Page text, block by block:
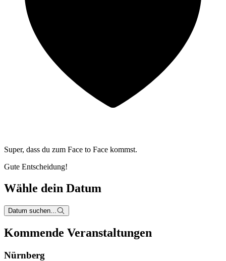
Super, dass du zum Face to Face kommst.
Gute Entscheidung!
Wähle dein Datum
Datum suchen...
Kommende Veranstaltungen
Nürnberg